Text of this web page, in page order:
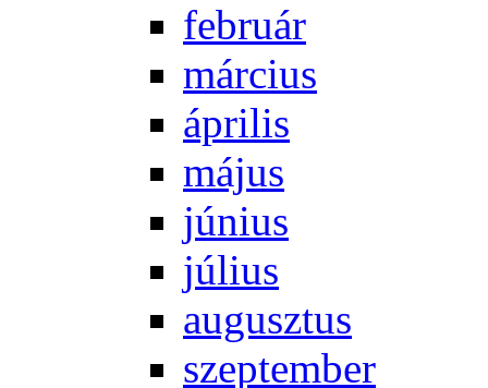
feb­ru­ár
már­ci­us
áp­ri­lis
má­jus
jú­ni­us
jú­li­us
au­gusz­tus
szep­tem­ber